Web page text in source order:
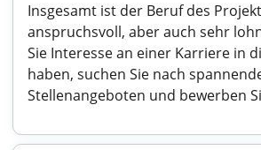
Insgesamt ist der Beruf des
anspruchsvoll, aber auch sehr
Sie Interesse an einer Karriere in
haben, suchen Sie nach
Stellenangeboten und bewerben